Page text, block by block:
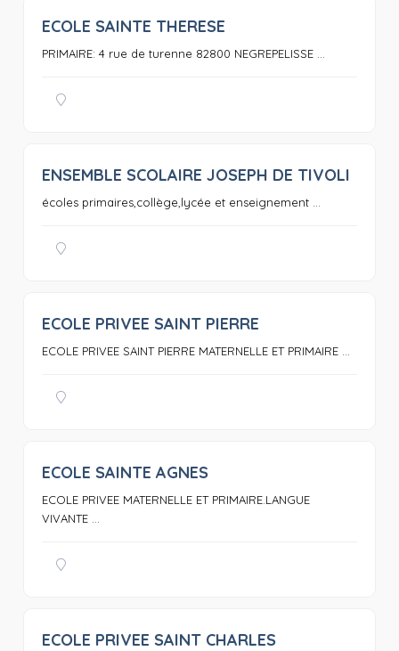
ECOLE SAINTE THERESE
PRIMAIRE: 4 rue de turenne 82800 NEGREPELISSE ...
0
ENSEMBLE SCOLAIRE JOSEPH DE TIVOLI
écoles primaires,collège,lycée et enseignement ...
ECOLE PRIVEE SAINT PIERRE
ECOLE PRIVEE SAINT PIERRE MATERNELLE ET PRIMAIRE ...
ECOLE SAINTE AGNES
ECOLE PRIVEE MATERNELLE ET PRIMAIRE.LANGUE
VIVANTE ...
ECOLE PRIVEE SAINT CHARLES